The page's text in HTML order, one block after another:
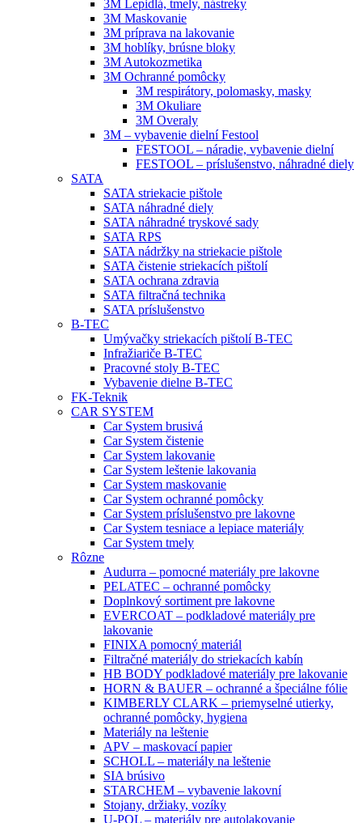
3M Lepidlá, tmely, nástreky
3M Maskovanie
3M príprava na lakovanie
3M hoblíky, brúsne bloky
3M Autokozmetika
3M Ochranné pomôcky
3M respirátory, polomasky, masky
3M Okuliare
3M Overaly
3M – vybavenie dielní Festool
FESTOOL – náradie, vybavenie dielní
FESTOOL – príslušenstvo, náhradné diely
SATA
SATA striekacie pištole
SATA náhradné diely
SATA náhradné tryskové sady
SATA RPS
SATA nádržky na striekacie pištole
SATA čistenie striekacích pištolí
SATA ochrana zdravia
SATA filtračná technika
SATA príslušenstvo
B-TEC
Umývačky striekacích pištolí B-TEC
Infražiariče B-TEC
Pracovné stoly B-TEC
Vybavenie dielne B-TEC
FK-Teknik
CAR SYSTEM
Car System brusivá
Car System čistenie
Car System lakovanie
Car System leštenie lakovania
Car System maskovanie
Car System ochranné pomôcky
Car System príslušenstvo pre lakovne
Car System tesniace a lepiace materiály
Car System tmely
Rôzne
Audurra – pomocné materiály pre lakovne
PELATEC – ochranné pomôcky
Doplnkový sortiment pre lakovne
EVERCOAT – podkladové materiály pre
lakovanie
FINIXA pomocný materiál
Filtračné materiály do striekacích kabín
HB BODY podkladové materiály pre lakovanie
HORN & BAUER – ochranné a špeciálne fólie
KIMBERLY CLARK – priemyselné utierky,
ochranné pomôcky, hygiena
Materiály na leštenie
APV – maskovací papier
SCHOLL – materiály na leštenie
SIA brúsivo
STARCHEM – vybavenie lakovní
Stojany, držiaky, vozíky
U-POL – materiály pre autolakovanie